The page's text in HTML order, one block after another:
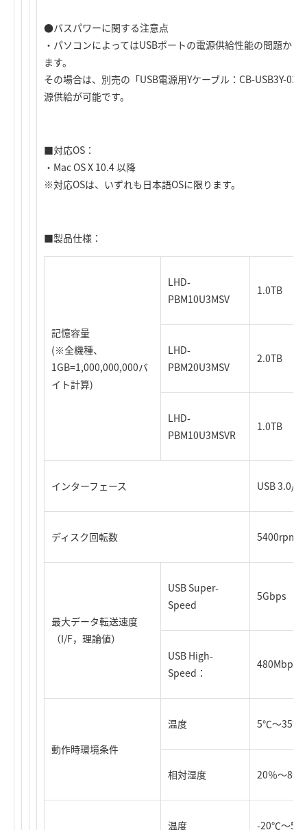
●バスパワーに関する注意点
・パソコンによってはUSBポートの電源供給性能の問題か
ます。
その場合は、別売の「USB電源用Yケーブル：CB-USB3Y-
源供給が可能です。
■対応OS：
・Mac OS X 10.4 以降
※対応OSは、いずれも日本語OSに限ります。
■製品仕様：
記憶容量
(※全機種、
1GB=1,000,000,000バ
イト計算)
LHD-
PBM10U3MSV
1.0TB
LHD-
PBM20U3MSV
2.0TB
LHD-
PBM10U3MSVR
1.0TB
インターフェース USB 3.0/
ディスク回転数 5400rpm
最大データ転送速度
（I/F，理論値）
USB Super-
Speed
5Gbps
USB High-
Speed：
480Mbps
動作時環境条件
温度 5℃～35℃
相対湿度 20％～80
温度 -20℃～